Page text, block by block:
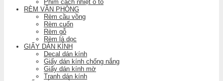
Phim cách nhiệt ô tô
RÈM VĂN PHÒNG
Rèm cầu vồng
Rèm cuốn
Rèm gỗ
Rèm lá dọc
GIẤY DÁN KÍNH
Decal dán kính
Giấy dán kính chống nắng
Giấy dán kính mờ
Tranh dán kính